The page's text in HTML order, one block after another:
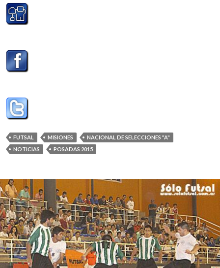
FUTSAL MISIONES
NACIONAL DE SELECCIONES "A"
NOTICIAS
POSADAS 2015